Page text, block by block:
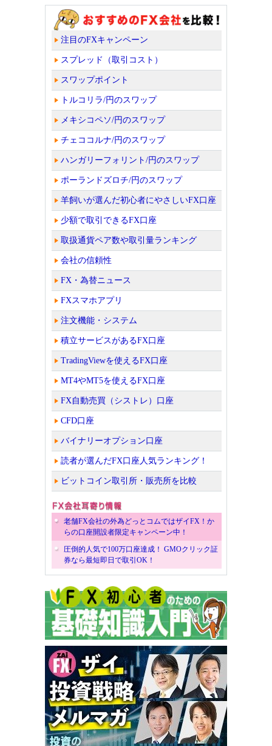
注目のFXキャンペーン
スプレッド（取引コスト）
スワップポイント
トルコリラ/円のスワップ
メキシコペソ/円のスワップ
チェココルナ/円のスワップ
ハンガリーフォリント/円のスワップ
ポーランドズロチ/円のスワップ
羊飼いが選んだ初心者にやさしいFX口座
少額で取引できるFX口座
取扱通貨ペア数や取引量ランキング
会社の信頼性
FX・為替ニュース
FXスマホアプリ
注文機能・システム
積立サービスがあるFX口座
TradingViewを使えるFX口座
MT4やMT5を使えるFX口座
FX自動売買（シストレ）口座
CFD口座
バイナリーオプション口座
読者が選んだFX口座人気ランキング！
ビットコイン取引所・販売所を比較
老舗FX会社の外為どっとコムではザイFX！か
らの口座開設者限定キャンペーン中！
圧倒的人気で100万口座達成！ GMOクリック証
券なら最短即日で取引OK！